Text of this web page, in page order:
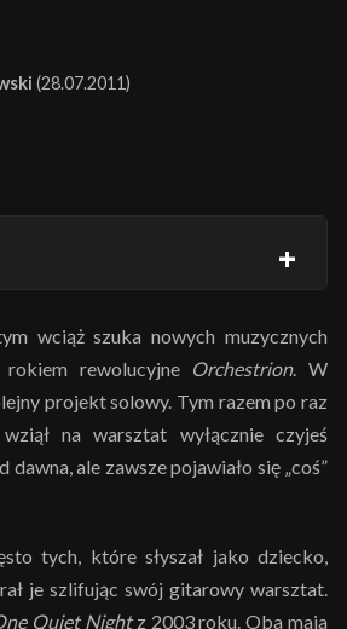
(28.07.2011)
wciąż szuka nowych muzycznych
rewolucyjne Orchestrion. W
projekt solowy. Tym razem po raz
na warsztat wyłącznie czyjeś
ale zawsze pojawiało się „coś”
tych, które słyszał jako dziecko,
je szlifując swój gitarowy warsztat.
Quiet Nightz 2003 roku. Oba maja